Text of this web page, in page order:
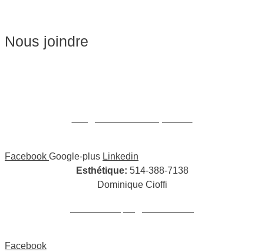
Nous joindre
Facebook Google-plus Linkedin
Esthétique: 514-388-7138
Dominique Cioffi
Facebook